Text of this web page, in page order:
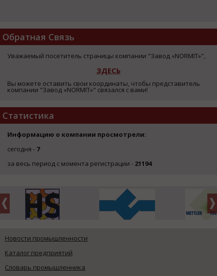
Обратная Связь
Уважаемый посетитель страницы компании "Завод «NORMIT»",
ЗДЕСЬ
Вы можете оставить свои координаты, чтобы представитель
компании "Завод «NORMIT»" связался с вами!
Статистика
Информацию о компании просмотрели:
сегодня - 7
за весь период с момента регистрации - 21194
Новости промышленности
Каталог предприятий
Словарь промышленника